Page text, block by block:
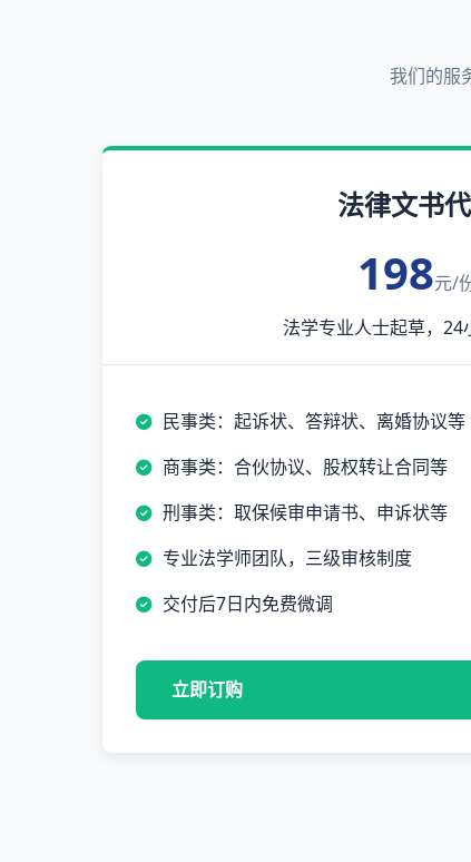
我们的服
法律文书
198元/
法学专业人士起草，24
民事类：起诉状、答辩状、离婚协议等
商事类：合伙协议、股权转让合同等
刑事类：取保候审申请书、申诉状等
专业法学师团队，三级审核制度
交付后7日内免费微调
立即订购